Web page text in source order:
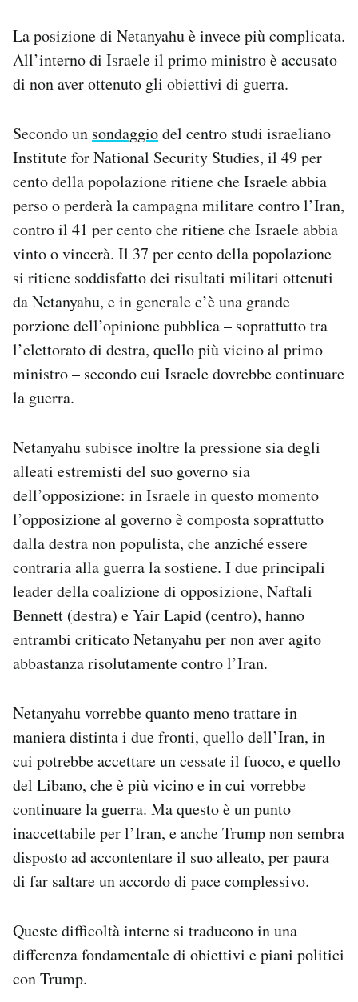
La posizione di Netanyahu è invece più complicata.
All’interno di Israele il primo ministro è accusato
di non aver ottenuto gli obiettivi di guerra.
Secondo un sondaggiodel centro studi israeliano
Institute for National Security Studies, il 49 per
cento della popolazione ritiene che Israele abbia
perso o perderà la campagna militare contro l’Iran,
contro il 41 per cento che ritiene che Israele abbia
vinto o vincerà. Il 37 per cento della popolazione
si ritiene soddisfatto dei risultati militari ottenuti
da Netanyahu, e in generale c’è una grande
porzione dell’opinione pubblica – soprattutto tra
l’elettorato di destra, quello più vicino al primo
ministro – secondo cui Israele dovrebbe continuare
la guerra.
Netanyahu subisce inoltre la pressione sia degli
alleati estremisti del suo governo sia
dell’opposizione: in Israele in questo momento
l’opposizione al governo è composta soprattutto
dalla destra non populista, che anziché essere
contraria alla guerra la sostiene. I due principali
leader della coalizione di opposizione, Naftali
Bennett (destra) e Yair Lapid (centro), hanno
entrambi criticato Netanyahu per non aver agito
abbastanza risolutamente contro l’Iran.
Netanyahu vorrebbe quanto meno trattare in
maniera distinta i due fronti, quello dell’Iran, in
cui potrebbe accettare un cessate il fuoco, e quello
del Libano, che è più vicino e in cui vorrebbe
continuare la guerra. Ma questo è un punto
inaccettabile per l’Iran, e anche Trump non sembra
disposto ad accontentare il suo alleato, per paura
di far saltare un accordo di pace complessivo.
Queste difficoltà interne si traducono in una
differenza fondamentale di obiettivi e piani politici
con Trump.